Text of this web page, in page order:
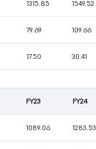
1315.85 1549.52
79.69 109.66
17.50 30.41
FY23 FY24
1089.06 1283.53